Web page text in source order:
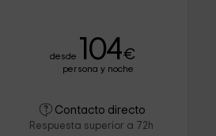
desde 104€
persona y noche
Contacto directo
Respuesta superior a 72h